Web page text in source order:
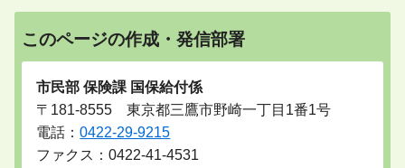
このページの作成・発信部署
市民部 保険課 国保給付係
〒181-8555 東京都三鷹市野崎一丁目1番1号
電話：0422-29-9215
ファクス：0422-41-4531